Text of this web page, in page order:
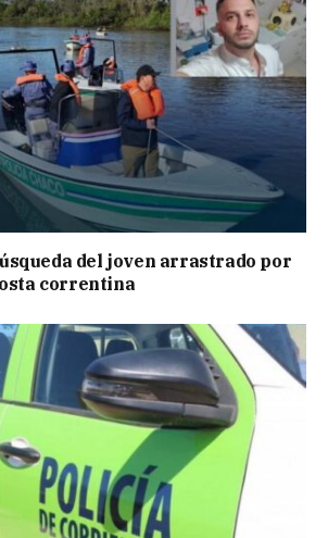
del joven arrastrado por
correntina